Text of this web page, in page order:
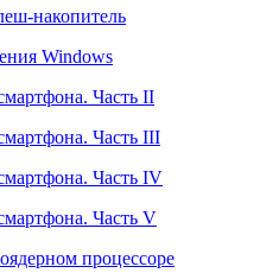
накопитель
Windows
Часть II
Часть III
Часть IV
Часть V
процессоре